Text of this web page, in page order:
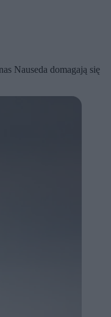
Nauseda domagają się